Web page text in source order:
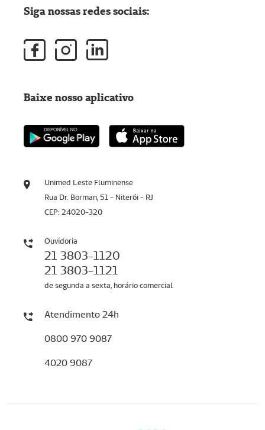
Unimed Leste Fluminense
Rua Dr. Borman, 51 - Niterói - RJ
CEP: 24020-320
Ouvidoria
21 3803-1120
21 3803-1121
de segunda a sexta, horário comercial
Atendimento 24h
0800 970 9087
4020 9087
Siga nossas redes sociais:
Baixe nosso aplicativo